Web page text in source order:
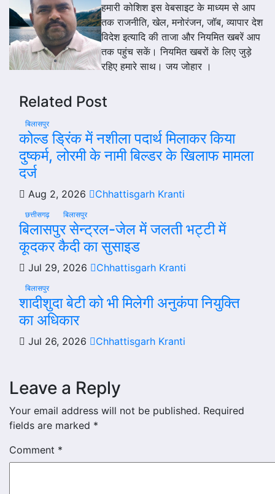
हमारी कोशिश इस वेबसाइट के माध्यम से आप
तक राजनीति, खेल, मनोरंजन, जॉब, व्यापार देश
विदेश इत्यादि की ताजा और नियमित खबरें आप
तक पहुंच सकें। नियमित खबरों के लिए जुड़े
रहिए हमारे साथ। जय जोहार ।
Related Post
बिलासपुर
कोल्ड ड्रिंक में नशीला पदार्थ मिलाकर किया
दुष्कर्म, लोरमी के नामी बिल्डर के खिलाफ मामला
दर्ज
Aug 2, 2026 Chhattisgarh Kranti
छत्तीसगढ़ बिलासपुर
बिलासपुर सेन्ट्रल-जेल में जलती भट्टी में
कूदकर कैदी का सुसाइड
Jul 29, 2026 Chhattisgarh Kranti
बिलासपुर
शादीशुदा बेटी को भी मिलेगी अनुकंपा नियुक्ति
का अधिकार
Jul 26, 2026 Chhattisgarh Kranti
Leave a Reply
Your email address will not be published. Required
fields are marked *
Comment *